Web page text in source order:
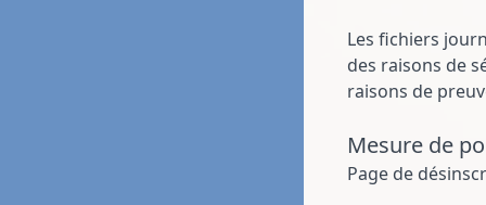
Les fichiers
des raisons de
raisons de
Mesure de
Page de